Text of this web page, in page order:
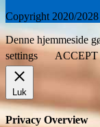
Copyright 2020/
Denne hjemmeside
settings
ACCEPT
Luk
Privacy Overview